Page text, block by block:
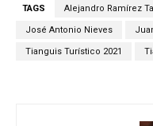
TAGS Alejandro Ramírez
José Antonio Nieves
Tianguis Turístico 2021